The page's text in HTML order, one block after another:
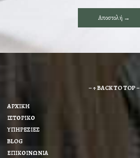
– ↑ BACK TO TOP –
ΑΡΧΙΚΗ
ΙΣΤΟΡΙΚΟ
ΥΠΗΡΕΣΙΕΣ
BLOG
ΕΠΙΚΟΙΝΩΝΙΑ